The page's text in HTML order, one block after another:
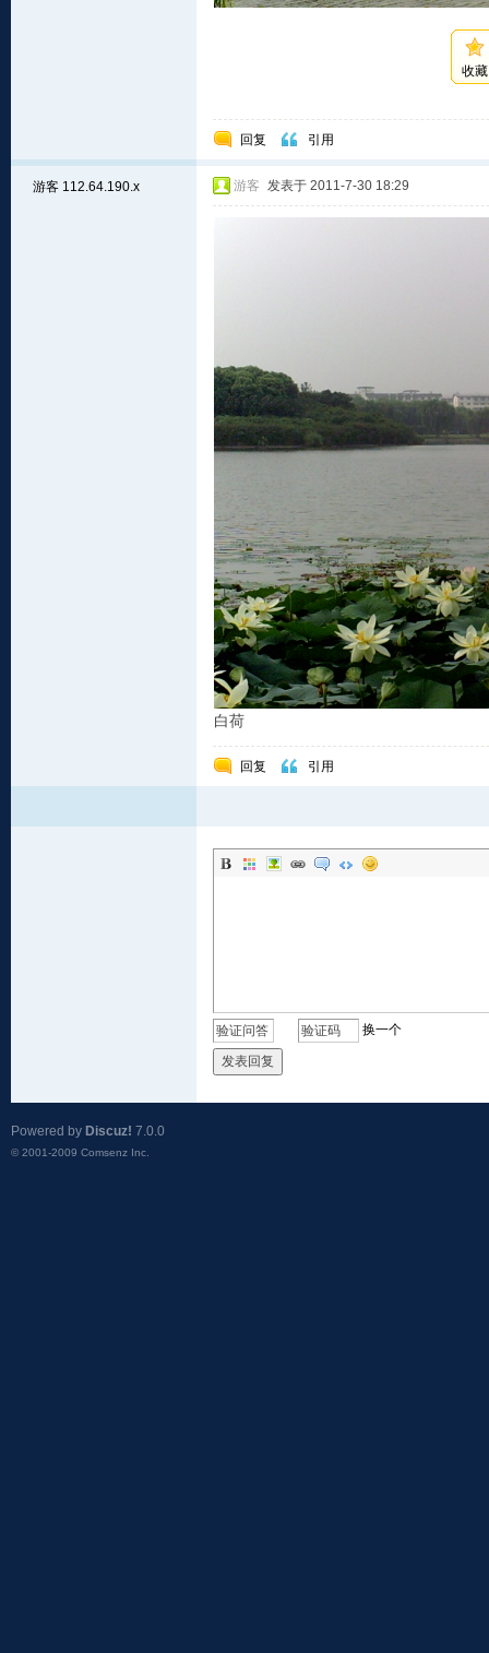
收藏
回复 引用
游客 112.64.190.x 游客 发表于 2011-7-30 18:29
白荷
回复 引用
换一个
发表回复
Powered by Discuz! 7.0.0
© 2001-2009 Comsenz Inc.